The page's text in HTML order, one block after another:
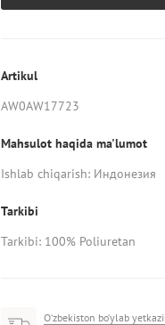
Artikul
AW0AW17723
Mahsulot haqida ma'lumot
Ishlab chiqarish: Индонезия
Tarkibi
Tarkibi: 100% Poliuretan
O‘zbekiston bo‘ylab